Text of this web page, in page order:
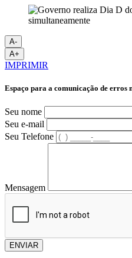
A-
A+
IMPRIMIR
Espaço para a comunicação de erros
Seu nome
Seu e-mail
Seu Telefone
Mensagem
ENVIAR